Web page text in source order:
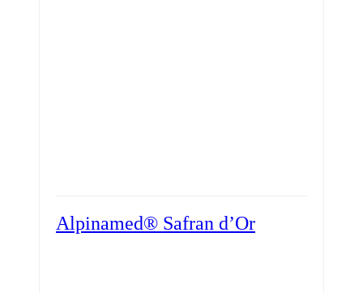
Alpinamed® Safran d’Or